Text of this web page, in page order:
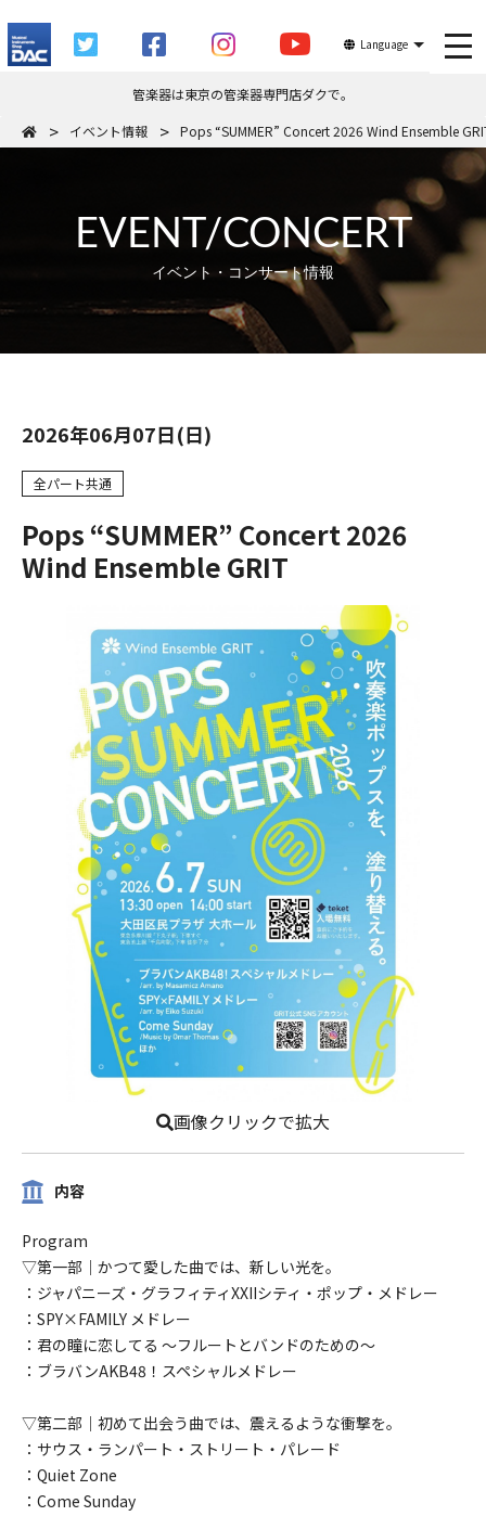
Language
管楽器は東京の管楽器専門店ダクで。
イベント情報
Pops “SUMMER” Concert 2026 Wind Ensemble
EVENT/CONCERT
イベント・コンサート情報
2026年06月07日(日)
全パート共通
Pops “SUMMER” Concert 2026
Wind Ensemble GRIT
画像クリックで拡大
内容
Program
▽第一部｜かつて愛した曲では、新しい光を。
：ジャパニーズ・グラフィティXXIIシティ・ポップ・メドレー
：SPY×FAMILY メドレー
：君の瞳に恋してる ～フルートとバンドのための～
：ブラバンAKB48！スペシャルメドレー
▽第二部｜初めて出会う曲では、震えるような衝撃を。
：サウス・ランパート・ストリート・パレード
：Quiet Zone
：Come Sunday